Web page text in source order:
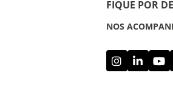
FIQUE POR
NOS